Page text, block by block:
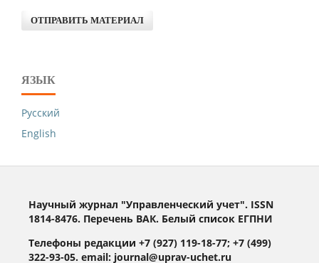
ОТПРАВИТЬ МАТЕРИАЛ
ЯЗЫК
Русский
English
Научный журнал "Управленческий учет". ISSN
1814-8476. Перечень ВАК. Белый список ЕГПНИ
Телефоны редакции +7 (927) 119-18-77; +7 (499)
322-93-05. email: journal@uprav-uchet.ru